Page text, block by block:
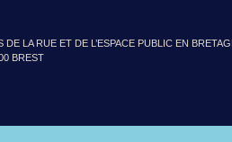
LA RUE ET DE L’ESPACE PUBLIC EN
BREST